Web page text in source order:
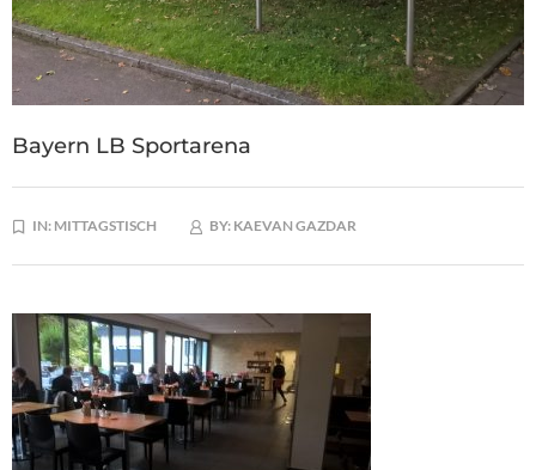
Bayern LB Sportarena
IN: MITTAGSTISCH BY: KAEVAN GAZDAR